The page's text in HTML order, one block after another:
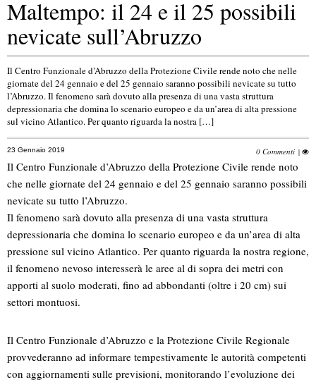
Maltempo: il 24 e il 25 possibili
nevicate sull’Abruzzo
Il Centro Funzionale d’Abruzzo della Protezione Civile rende noto che nelle
giornate del 24 gennaio e del 25 gennaio saranno possibili nevicate su tutto
l’Abruzzo. Il fenomeno sarà dovuto alla presenza di una vasta struttura
depressionaria che domina lo scenario europeo e da un’area di alta pressione
sul vicino Atlantico. Per quanto riguarda la nostra […]
23 Gennaio 2019 0 Commenti |
Il Centro Funzionale d’Abruzzo della Protezione Civile rende noto
che nelle giornate del 24 gennaio e del 25 gennaio saranno possibili
nevicate su tutto l’Abruzzo.
Il fenomeno sarà dovuto alla presenza di una vasta struttura
depressionaria che domina lo scenario europeo e da un’area di alta
pressione sul vicino Atlantico. Per quanto riguarda la nostra regione,
il fenomeno nevoso interesserà le aree al di sopra dei metri con
apporti al suolo moderati, fino ad abbondanti (oltre i 20 cm) sui
settori montuosi.
Il Centro Funzionale d’Abruzzo e la Protezione Civile Regionale
provvederanno ad informare tempestivamente le autorità competenti
con aggiornamenti sulle previsioni, monitorando l’evoluzione dei